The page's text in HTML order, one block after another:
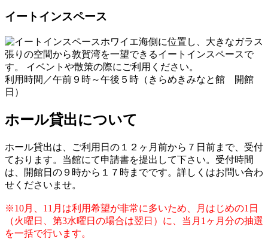
イートインスペース
ホワイエ海側に位置し、大きなガラス
張りの空間から敦賀湾を一望できるイートインスペースで
す。 イベントや散策の際にご利用ください。
利用時間／午前９時～午後５時（きらめきみなと館 開館
日）
ホール貸出について
ホール貸出は、ご利用日の１２ヶ月前から７日前まで、受付
ております。当館にて申請書を提出して下さい。受付時間
は、開館日の９時から１７時までです。詳しくはお問い合わ
せくださいませ。
※10月、11月は利用希望が非常に多いため、月はじめの1日
（火曜日、第3水曜日の場合は翌日）に、当月1ヶ月分の抽選
を一括で行います。